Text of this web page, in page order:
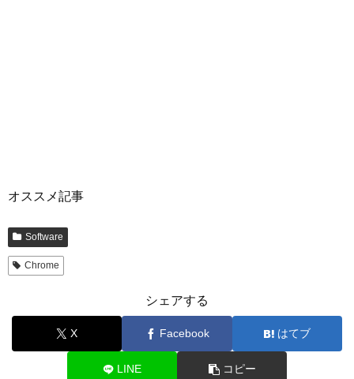
オススメ記事
Software
Chrome
シェアする
X Facebook はてブ
LINE コピー